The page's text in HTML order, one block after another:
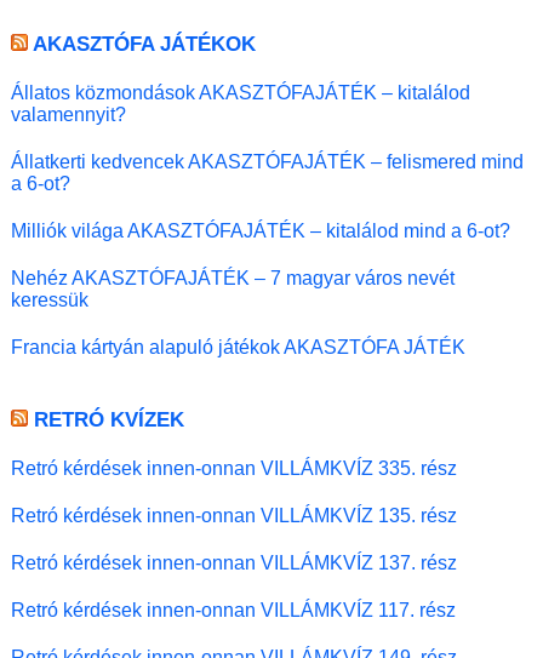
AKASZTÓFA JÁTÉKOK
Állatos közmondások AKASZTÓFAJÁTÉK – kitalálod
valamennyit?
Állatkerti kedvencek AKASZTÓFAJÁTÉK – felismered mind
a 6-ot?
Milliók világa AKASZTÓFAJÁTÉK – kitalálod mind a 6-ot?
Nehéz AKASZTÓFAJÁTÉK – 7 magyar város nevét
keressük
Francia kártyán alapuló játékok AKASZTÓFA JÁTÉK
RETRÓ KVÍZEK
Retró kérdések innen-onnan VILLÁMKVÍZ 335. rész
Retró kérdések innen-onnan VILLÁMKVÍZ 135. rész
Retró kérdések innen-onnan VILLÁMKVÍZ 137. rész
Retró kérdések innen-onnan VILLÁMKVÍZ 117. rész